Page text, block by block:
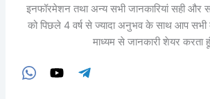
इनफॉरमेशन तथा अन्य सभी जानकारियां सही और
को पिछले 4 वर्ष से ज्यादा अनुभव के साथ आप
माध्यम से जानकारी शेयर करता